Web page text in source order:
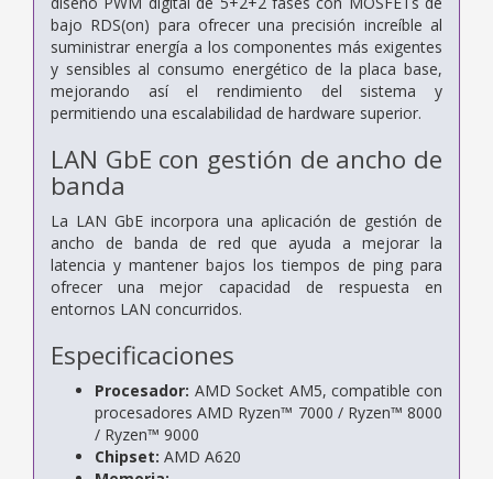
bajo RDS(on) para ofrecer una precisión increíble al
suministrar energía a los componentes más exigentes
y sensibles al consumo energético de la placa base,
mejorando así el rendimiento del sistema y
permitiendo una escalabilidad de hardware superior.
LAN GbE con gestión de ancho de
banda
La LAN GbE incorpora una aplicación de gestión de
ancho de banda de red que ayuda a mejorar la
latencia y mantener bajos los tiempos de ping para
ofrecer una mejor capacidad de respuesta en
entornos LAN concurridos.
Especificaciones
Procesador: AMD Socket AM5, compatible con
procesadores AMD Ryzen™ 7000 / Ryzen™ 8000
/ Ryzen™ 9000
Chipset: AMD A620